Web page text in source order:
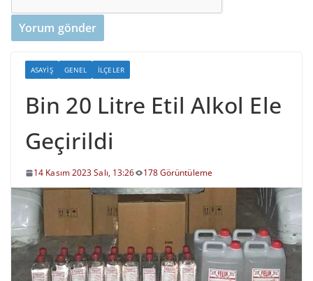
ASAYIŞ GENEL İLÇELER
Bin 20 Litre Etil Alkol Ele
Geçirildi
14 Kasım 2023 Salı, 13:26 178 Görüntüleme